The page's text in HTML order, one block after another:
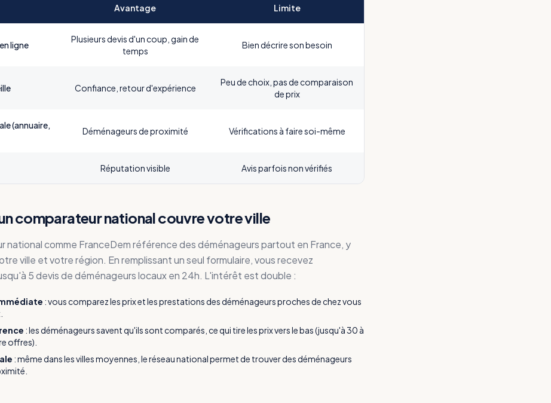
Avantage Limite
ligne
Plusieurs devis d'un coup, gain de
temps
Bien décrire son besoin
Confiance, retour d'expérience
Peu de choix, pas de comparaison
de prix
(annuaire,
Déménageurs de proximité Vérifications à faire soi-même
Réputation visible Avis parfois non vérifiés
comparateur national couvre votre ville
national comme FranceDem référence des déménageurs partout en France, y
ville et votre région. En remplissant un seul formulaire, vous recevez
5 devis de déménageurs locaux en 24h. L'intérêt est double :
:vous comparez les prix et les prestations des déménageurs proches de chez vous
:les déménageurs savent qu'ils sont comparés, ce qui tire les prix vers le bas (jusqu'à 30 à
offres).
:même dans les villes moyennes, le réseau national permet de trouver des déménageurs